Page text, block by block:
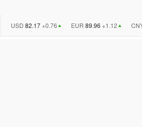
82.17 +0.76 89.96 +1.12